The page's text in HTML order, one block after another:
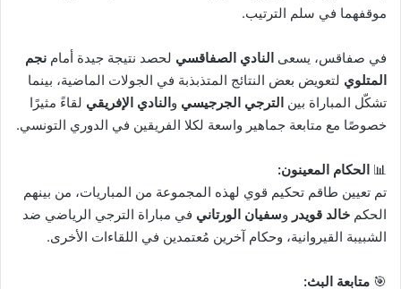
موقفهما في سلم الترتيب.
في صفاقس، يسعى النادي الصفاقسي لحصد نتيجة جيدة أمام نجم
المتلوي لتعويض بعض النتائج المتذبذبة في الجولات الماضية، بينما
تشكّل المباراة بين الترجي الجرجيسي والنادي الإفريقي لقاءً مثيرًا
خصوصًا مع متابعة جماهير واسعة لكلا الفريقين في الدوري التونسي.
📊 الحكام المعينون:
تم تعيين طاقم تحكيم قوي لهذه المجموعة من المباريات، من بينهم
الحكم خالد قويدر وسفيان الورتاني في مباراة الترجي الرياضي ضد
الشبيبة القيروانية، وحكام آخرين مُعتمدين في اللقاءات الأخرى.
🎯 متابعة البث: